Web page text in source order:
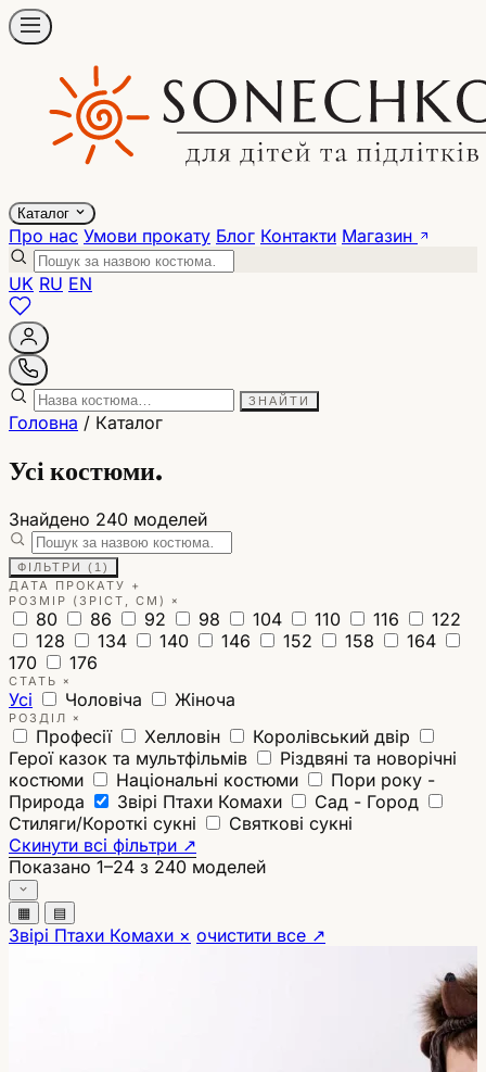
Каталог
Про нас Умови прокату Блог Контакти Магазин
UK RU EN
ЗНАЙТИ
Головна / Каталог
Усі костюми.
Знайдено 240 моделей
ФІЛЬТРИ (1)
ДАТА ПРОКАТУ +
РОЗМІР (ЗРІСТ, СМ) +
80 86 92 98 104 110 116
122
128
134 140 146 152 158
164
170
176
СТАТЬ +
Усі Чоловіча Жіноча
РОЗДІЛ +
Професії Хелловін
Королівський двір
Герої казок та мультфільмів
Різдвяні та новорічні
костюми
Національні костюми
Пори року -
Природа
Звірі Птахи Комахи
Сад - Город
Стиляги/Короткі сукні
Святкові сукні
Скинути всі фільтри ↗
Показано 1–24 з 240 моделей
▦ ▤
Звірі Птахи Комахи × очистити все ↗